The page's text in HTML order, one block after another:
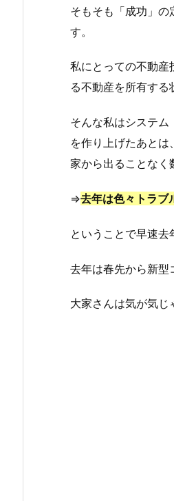
そもそも「成功」の
す。
私にとっての不動産
る不動産を所有する
そんな私はシステム
を作り上げたあと
家から出ることなく
⇒去年は色々トラブ
ということで早速去
去年は春先から新型
大家さんは気が気じ